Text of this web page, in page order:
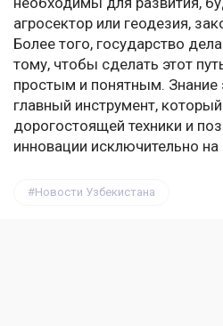
агросектор или геодезия,
Более того, государство
тому, чтобы сделать этот
простым и понятным. Знание
главный инструмент,
дорогостоящей техники и
инновации исключительно на
Новости Узбекистана